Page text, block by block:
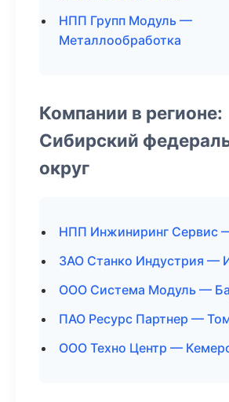
НПП Групп Модуль —
Металлообработка
Компании в регионе:
Сибирский
округ
НПП Инжиниринг Сервис
ЗАО Станко Индустрия —
ООО Система Модуль —
ПАО Ресурс Партнер —
ООО Техно Центр —